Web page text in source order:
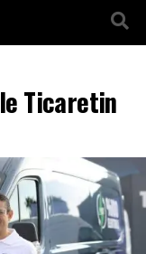
Ticaretin